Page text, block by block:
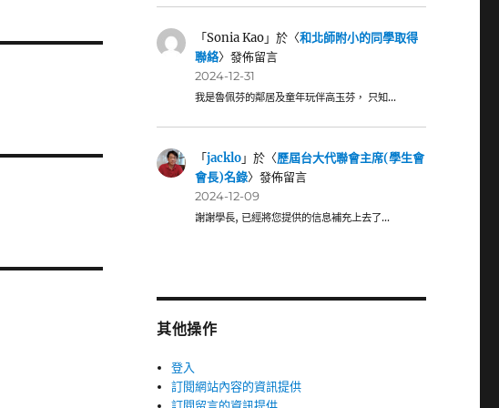
「Sonia Kao」於〈和北師附小的同學取得
聯絡〉發佈留言
2024-12-31
我是魯佩芬的鄰居及童年玩伴高玉芬， 只知…
「jacklo」於〈歷屆台大代聯會主席(學生會
會長)名錄〉發佈留言
2024-12-09
謝謝學長, 已經將您提供的信息補充上去了…
其他操作
登入
訂閱網站內容的資訊提供